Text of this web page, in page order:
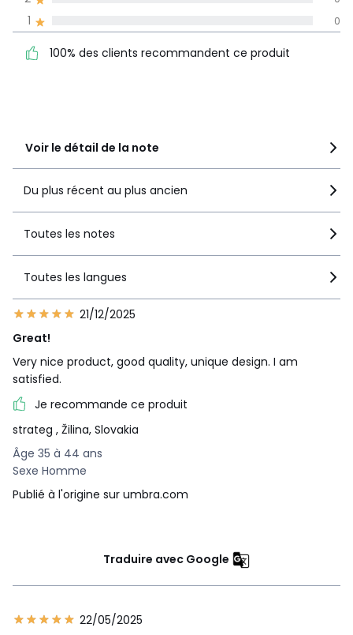
x 16,5 cm
Matériau : Plastique recyclé, acier, fibres
Tailles
Taille Unique
4 0
5
Voir le détail de la note
1 0
100% des clients recommandent ce produit
Du plus récent au plus ancien
Toutes les notes
Toutes les langues
21/12/2025
Great!
Very nice product, good quality, unique design. I am
satisfied.
Je recommande ce produit
strateg , Žilina, Slovakia
Âge 35 à 44 ans
Sexe Homme
Publié à l'origine sur umbra.com
Traduire avec Google
22/05/2025